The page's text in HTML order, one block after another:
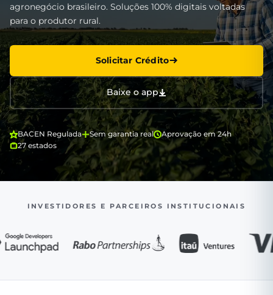
agronegócio brasileiro. Soluções 100% digitais voltadas
para o produtor rural.
Solicitar Crédito
Baixe o app
BACEN Regulada Sem garantia real
Aprovação em 24h
27 estados
INVESTIDORES E PARCEIROS INSTITUCIONAIS